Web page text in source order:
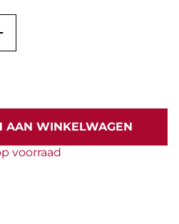
AAN WINKELWAGEN
voorraad